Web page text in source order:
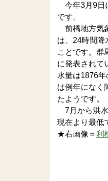
今年3月9日
です。
前橋地方気
は、24時間降
ことです。群
に発表されて
水量は1876
は例年になく
たようです。
7月から洪水
現在より最低
★右画像＝ 利